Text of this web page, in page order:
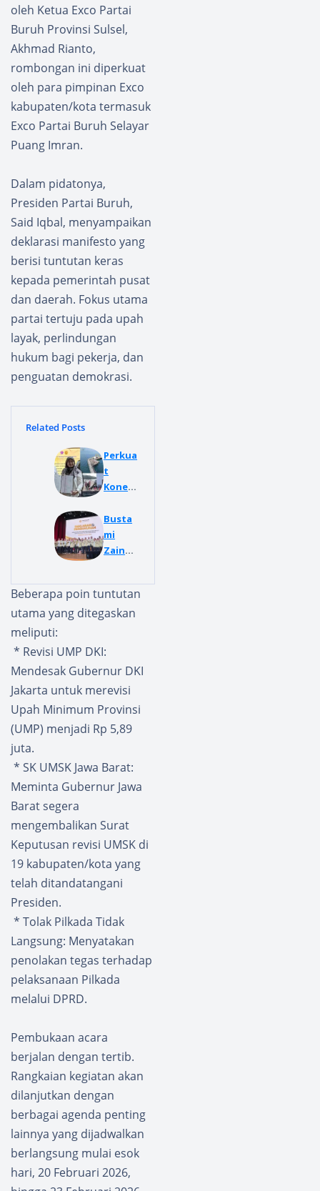
oleh Ketua Exco Partai
Buruh Provinsi Sulsel,
Akhmad Rianto,
rombongan ini diperkuat
oleh para pimpinan Exco
kabupaten/kota termasuk
Exco Partai Buruh Selayar
Puang Imran.
Dalam pidatonya,
Presiden Partai Buruh,
Said Iqbal, menyampaikan
deklarasi manifesto yang
berisi tuntutan keras
kepada pemerintah pusat
dan daerah. Fokus utama
partai tertuju pada upah
layak, perlindungan
hukum bagi pekerja, dan
penguatan demokrasi.
Related Posts
Perkua
t
Konekt
Wilaya
h,
Pemko
gsitoli
Terima
Hibah
Penyeb
eranga
n RoRo
dari
Pemeri
ntah
Busta
mi
Zainud
Jabat
Wakil
Sekjen
Masa
Bakti
2026-
2031
Beberapa poin tuntutan
utama yang ditegaskan
meliputi:
* Revisi UMP DKI:
Mendesak Gubernur DKI
Jakarta untuk merevisi
Upah Minimum Provinsi
(UMP) menjadi Rp 5,89
juta.
* SK UMSK Jawa Barat:
Meminta Gubernur Jawa
Barat segera
mengembalikan Surat
Keputusan revisi UMSK di
19 kabupaten/kota yang
telah ditandatangani
Presiden.
* Tolak Pilkada Tidak
Langsung: Menyatakan
penolakan tegas terhadap
pelaksanaan Pilkada
melalui DPRD.
Pembukaan acara
berjalan dengan tertib.
Rangkaian kegiatan akan
dilanjutkan dengan
berbagai agenda penting
lainnya yang dijadwalkan
berlangsung mulai esok
hari, 20 Februari 2026,